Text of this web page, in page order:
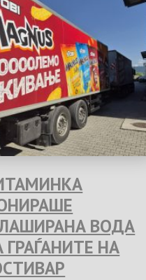
ВОДА
ГРАЃАНИТЕ НА